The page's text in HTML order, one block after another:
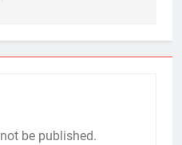
be published.